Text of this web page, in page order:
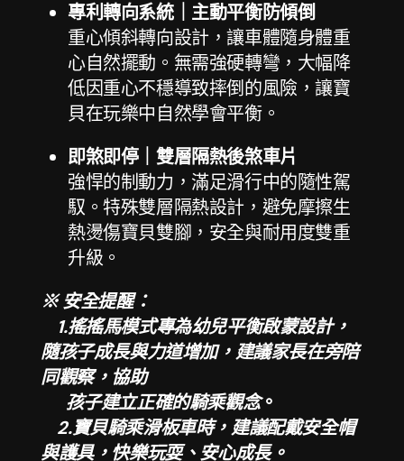
專利轉向系統｜主動平衡防傾倒
重心傾斜轉向設計，讓車體隨身體重
心自然擺動。無需強硬轉彎，大幅降
低因重心不穩導致摔倒的風險，讓寶
貝在玩樂中自然學會平衡。
即煞即停｜雙層隔熱後煞車片
強悍的制動力，滿足滑行中的隨性駕
馭。特殊雙層隔熱設計，避免摩擦生
熱燙傷寶貝雙腳，安全與耐用度雙重
升級。
※ 安全提醒：
1.搖搖馬模式專為幼兒平衡啟蒙設計，
隨孩子成長與力道增加，建議家長在旁陪
同觀察，協助
孩子建立正確的騎乘觀念。
2.寶貝騎乘滑板車時，建議配戴安全帽
與護具，快樂玩耍、安心成長。